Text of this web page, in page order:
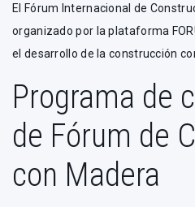
El Fórum Internacional de
organizado por la plataforma
el desarrollo de la construcción
Programa de
de Fórum de
con Madera